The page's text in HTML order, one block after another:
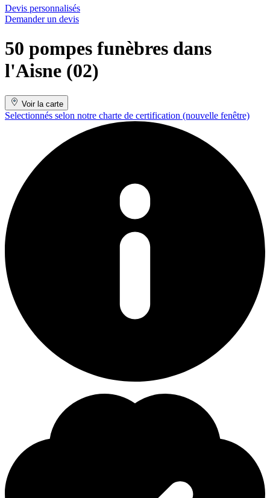
Devis personnalisés
Demander un devis
50 pompes funèbres dans
l'Aisne (02)
Voir la carte
Selectionnés selon notre charte de certification (nouvelle fenêtre)